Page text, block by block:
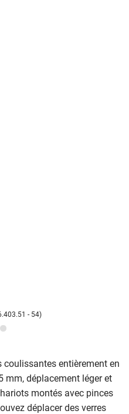
- 54)
entièrement en
mm, déplacement léger et
montés avec pinces
déplacer des verres